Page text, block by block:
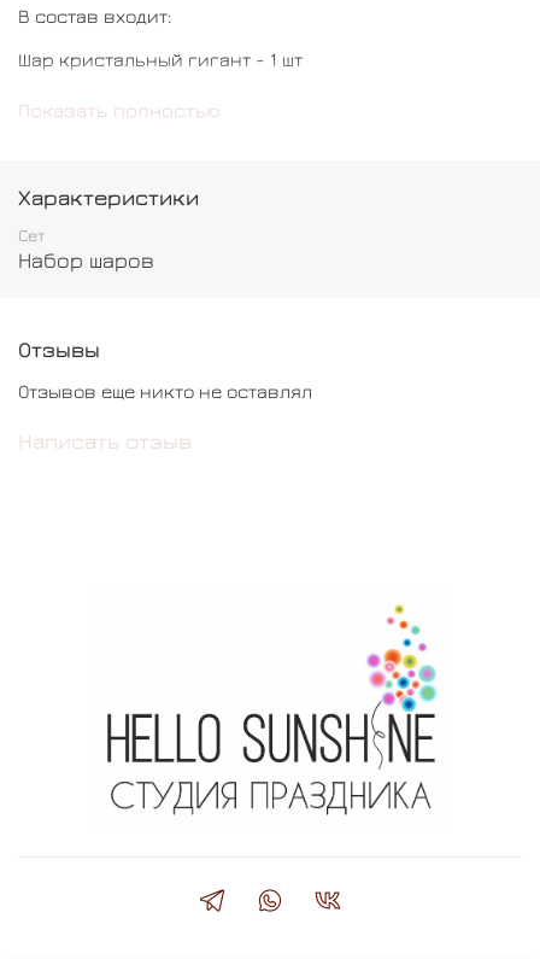
В состав входит:
Шар кристальный гигант - 1 шт
Шар с конфетти - 2 шт
Шар Кукла ЛОЛ - 1 шт
Показать полностью
Характеристики
Сет
Набор шаров
Отзывы
Отзывов еще никто не оставлял
Написать отзыв